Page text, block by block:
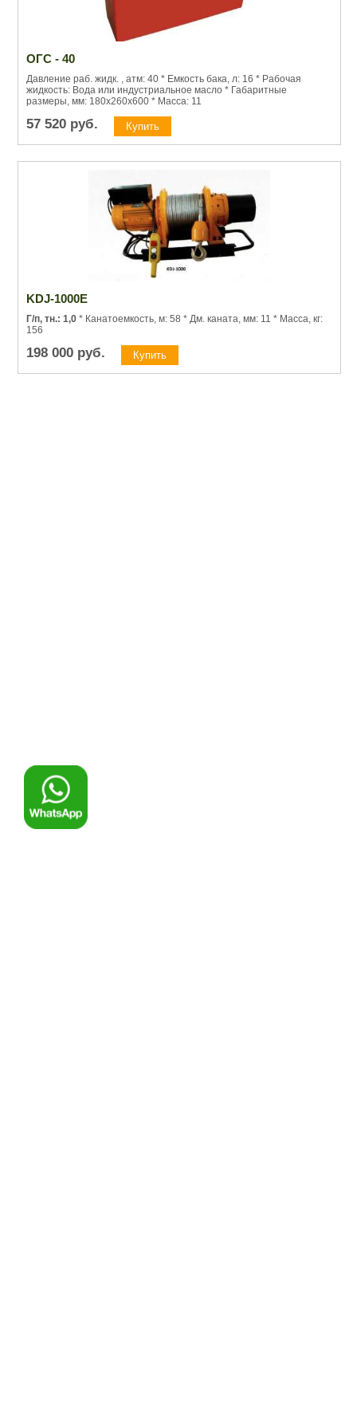
ОГС - 40
Давление раб. жидк. , атм: 40 * Емкость бака, л: 16 * Рабочая
жидкость: Вода или индустриальное масло * Габаритные
размеры, мм: 180х260х600 * Масса: 11
57 520 руб.
KDJ-1000E
Г/п, тн.: 1,0 * Канатоемкость, м: 58 * Дм. каната, мм: 11 * Масса, кг:
156
198 000 руб.